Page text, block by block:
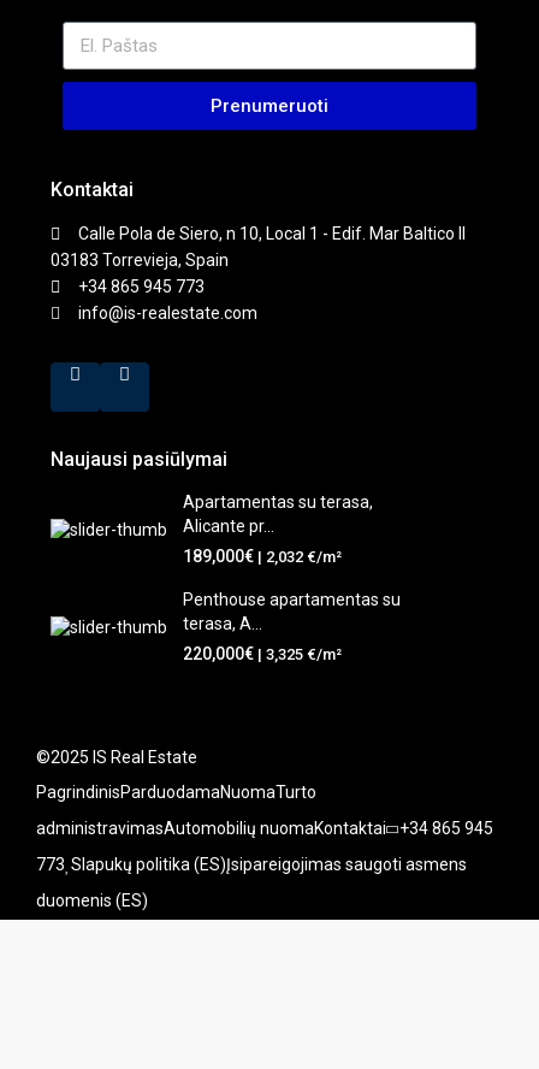
Prenumeruoti
Kontaktai
Calle Pola de Siero, n 10, Local 1 - Edif. Mar Baltico II
03183 Torrevieja, Spain
+34 865 945 773
info@is-realestate.com
Naujausi pasiūlymai
Apartamentas su terasa,
Alicante pr...
189,000€ | 2,032 €/m²
Penthouse apartamentas su
terasa, A...
220,000€ | 3,325 €/m²
©2025 IS Real Estate
PagrindinisParduodamaNuomaTurto
administravimasAutomobilių nuomaKontaktai +34 865 945
773 Slapukų politika (ES)Įsipareigojimas saugoti asmens
duomenis (ES)